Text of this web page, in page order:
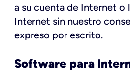
a su cuenta de Internet o
Internet sin nuestro
expreso por escrito.
Software para